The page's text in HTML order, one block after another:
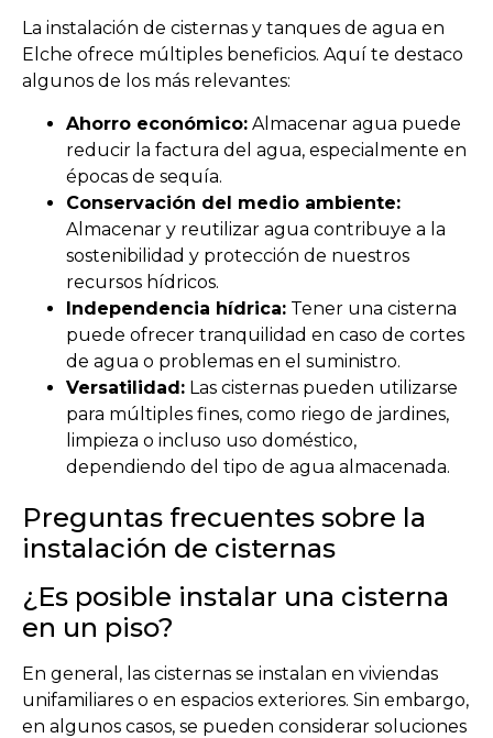
La instalación de cisternas y tanques de agua en
Elche ofrece múltiples beneficios. Aquí te destaco
algunos de los más relevantes:
Ahorro económico: Almacenar agua puede
reducir la factura del agua, especialmente en
épocas de sequía.
Conservación del medio ambiente:
Almacenar y reutilizar agua contribuye a la
sostenibilidad y protección de nuestros
recursos hídricos.
Independencia hídrica: Tener una cisterna
puede ofrecer tranquilidad en caso de cortes
de agua o problemas en el suministro.
Versatilidad: Las cisternas pueden utilizarse
para múltiples fines, como riego de jardines,
limpieza o incluso uso doméstico,
dependiendo del tipo de agua almacenada.
Preguntas frecuentes sobre la
instalación de cisternas
¿Es posible instalar una cisterna
en un piso?
En general, las cisternas se instalan en viviendas
unifamiliares o en espacios exteriores. Sin embargo,
en algunos casos, se pueden considerar soluciones